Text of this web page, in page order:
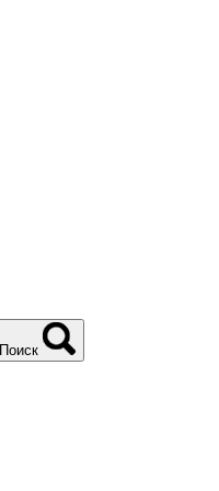
Поиск